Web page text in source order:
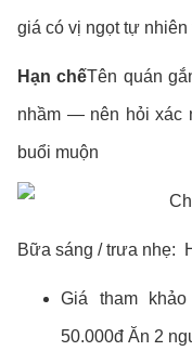
giá có vị ngọt tự nhiên
Hạn chếTên quán
nhầm — nên hỏi xác
buổi muộn
Bữa sáng / trưa nhẹ:
Giá tham
50.000đ Ăn 2